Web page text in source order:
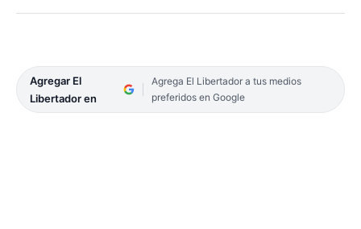
Agregar El
Libertador en
Agrega El Libertador a tus medios
preferidos en Google